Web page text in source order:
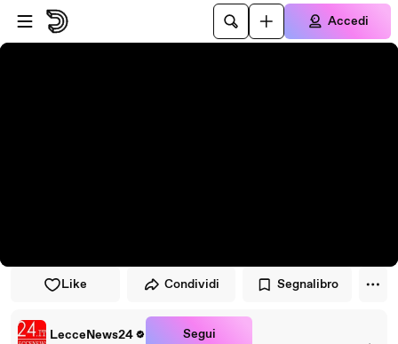
Vai al lettore
Passa al contenuto principale
Accedi
Like Condividi Segnalibro
LecceNews24 Segui